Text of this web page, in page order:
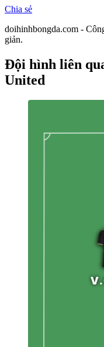
Chia sẻ
doihinhbongda.com -
giản.
Đội hình liên
United